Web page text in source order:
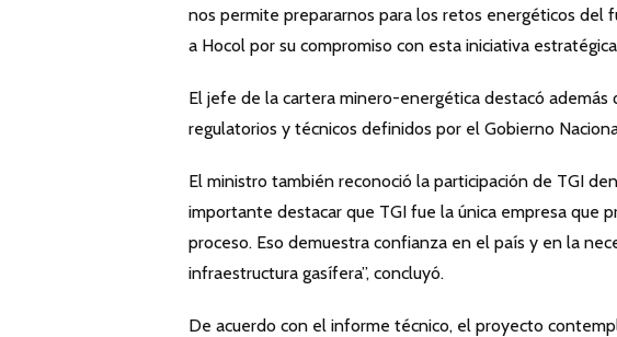
nos permite prepararnos para los retos energéticos del
a Hocol por su compromiso con esta iniciativa
El jefe de la cartera minero-energética destacó
regulatorios y técnicos definidos por el Gobierno
El ministro también reconoció la participación de TGI
importante destacar que TGI fue la única empresa que
proceso. Eso demuestra confianza en el país y en la
infraestructura gasífera”, concluyó.
De acuerdo con el informe técnico, el proyecto